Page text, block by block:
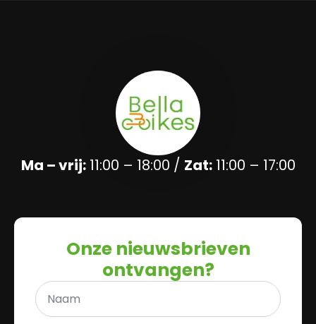
Ma – vrij:11:00 – 18:00 / Zat:11:00 – 17:00
Onze nieuwsbrieven
ontvangen?
Naam